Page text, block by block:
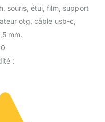
souris, étui, film, support
otg, câble usb-c,
mm.
: